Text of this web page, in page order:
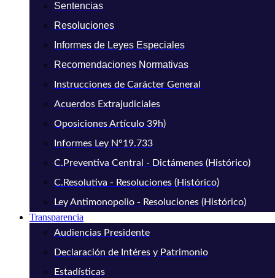
Sentencias
Resoluciones
Informes de Leyes Especiales
Recomendaciones Normativas
Instrucciones de Carácter General
Acuerdos Extrajudiciales
Oposiciones Artículo 39h)
Informes Ley N°19.733
C.Preventiva Central - Dictámenes (Histórico)
C.Resolutiva - Resoluciones (Histórico)
Ley Antimonopolio - Resoluciones (Histórico)
Transparencia
Audiencias Presidente
Declaración de Intéres y Patrimonio
Estadísticas